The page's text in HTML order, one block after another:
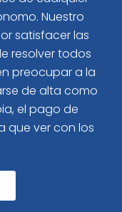
Nuestro
satisfacer las
resolver todos
preocupar a la
de alta como
el pago de
que ver con los